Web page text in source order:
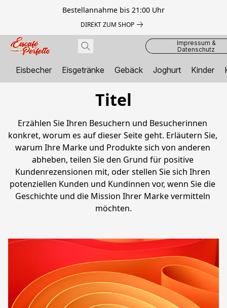
Bestellannahme bis 21:00 Uhr
DIREKT ZUM SHOP
Impressum &
Datenschutz
Eisbecher Eisgetränke Gebäck Joghurt Kinder
Titel
Erzählen Sie Ihren Besuchern und Besucherinnen
konkret, worum es auf dieser Seite geht. Erläutern Sie,
warum Ihre Marke und Produkte sich von anderen
abheben, teilen Sie den Grund für positive
Kundenrezensionen mit, oder stellen Sie sich Ihren
potenziellen Kunden und Kundinnen vor, wenn Sie die
Geschichte und die Mission Ihrer Marke vermitteln
möchten.